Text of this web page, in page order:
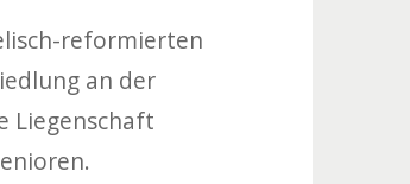
reformierten
an der
Liegenschaft